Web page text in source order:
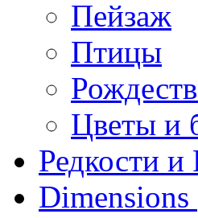
Пейзаж
Птицы
Цветы и
Редкости и